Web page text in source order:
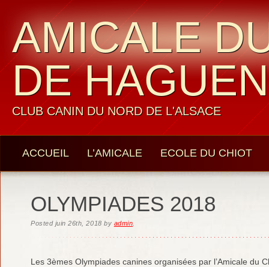
AMICALE
DE
CLUB CANIN DU NORD DE L'ALSACE
ACCUEIL L’AMICALE ECOLE DU CHIOT
OLYMPIADES 2018
Posted juin 26th, 2018 by admin
Les 3èmes Olympiades canines organisées par l’Amicale du